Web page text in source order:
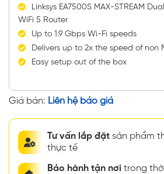
Linksys EA7500S MAX-STREAM
WiFi 5 Router
Up to 1.9 Gbps Wi-Fi speeds
Delivers up to 2x the speed of non
Easy setup out of the box
Giá bán: Liên hệ báo giá
Tư vấn lắp đặt sản phẩm
thực tế
Bảo hành tận nơi trong